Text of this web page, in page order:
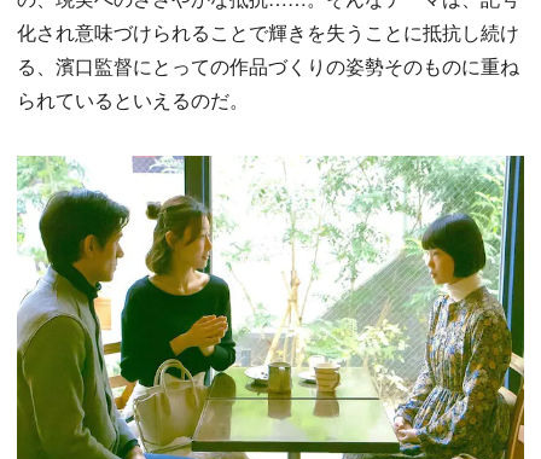
化され意味づけられることで輝きを失うことに抵抗し続け
る、濱口監督にとっての作品づくりの姿勢そのものに重ね
られているといえるのだ。